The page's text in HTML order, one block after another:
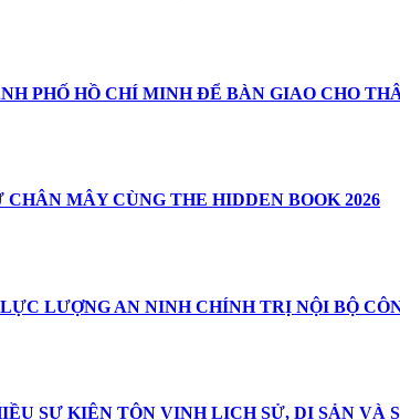
PHỐ HỒ CHÍ MINH ĐỂ BÀN GIAO CHO
MÂY CÙNG THE HIDDEN BOOK 2026
LƯỢNG AN NINH CHÍNH TRỊ NỘI BỘ
SỰ KIỆN TÔN VINH LỊCH SỬ, DI SẢN VÀ